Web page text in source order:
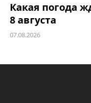
Какая погода
8 августа
07.08.2026